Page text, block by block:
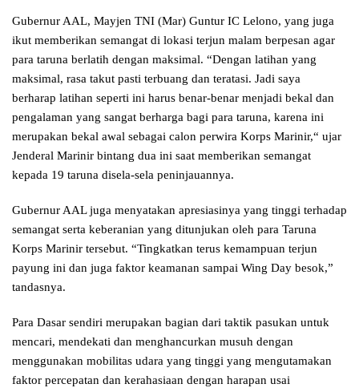
Gubernur AAL, Mayjen TNI (Mar) Guntur IC Lelono, yang juga
ikut memberikan semangat di lokasi terjun malam berpesan agar
para taruna berlatih dengan maksimal. “Dengan latihan yang
maksimal, rasa takut pasti terbuang dan teratasi. Jadi saya
berharap latihan seperti ini harus benar-benar menjadi bekal dan
pengalaman yang sangat berharga bagi para taruna, karena ini
merupakan bekal awal sebagai calon perwira Korps Marinir,“ ujar
Jenderal Marinir bintang dua ini saat memberikan semangat
kepada 19 taruna disela-sela peninjauannya.
Gubernur AAL juga menyatakan apresiasinya yang tinggi terhadap
semangat serta keberanian yang ditunjukan oleh para Taruna
Korps Marinir tersebut. “Tingkatkan terus kemampuan terjun
payung ini dan juga faktor keamanan sampai Wing Day besok,”
tandasnya.
Para Dasar sendiri merupakan bagian dari taktik pasukan untuk
mencari, mendekati dan menghancurkan musuh dengan
menggunakan mobilitas udara yang tinggi yang mengutamakan
faktor percepatan dan kerahasiaan dengan harapan usai